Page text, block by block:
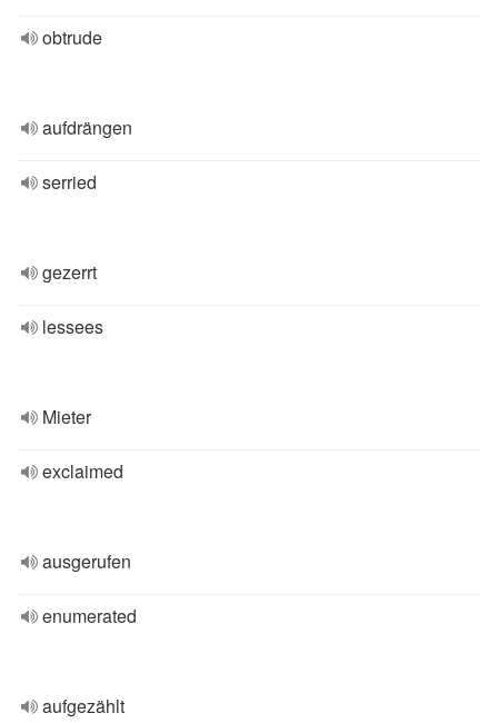
obtrude
aufdrängen
serried
gezerrt
lessees
Mieter
exclaimed
ausgerufen
enumerated
aufgezählt